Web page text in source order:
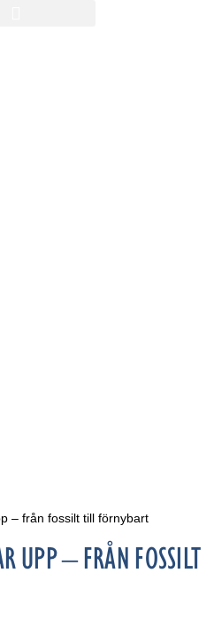
– från fossilt till förnybart
UPP – FRÅN FOSSILT